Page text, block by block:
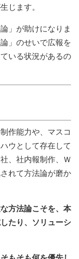
じます。
」が助けになりま
」のせいで広報を
いる状況があるの
作能力や、マスコ
ウとして存在して
、社内報制作、Ｗ
れて方法論が磨か
方法論こそを、本
たり、ソリューシ